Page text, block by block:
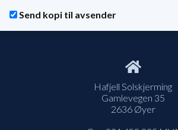
Send kopi til avsender
Hafjell Solskjerming
Gamlevegen 35
2636 Øyer